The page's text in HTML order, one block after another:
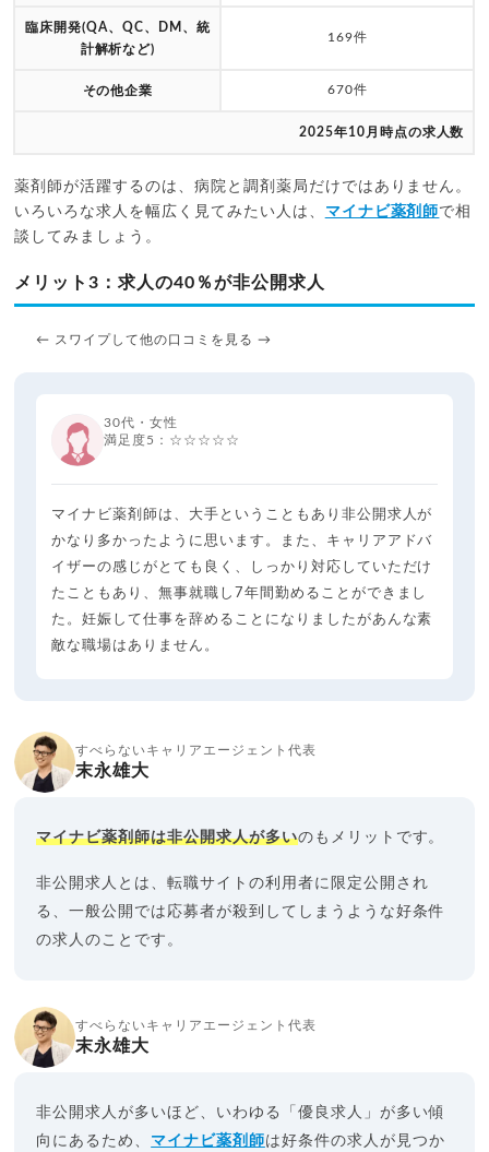
臨床開発(QA、QC、DM、統
計解析など)
169件
その他企業 670件
2025年10月時点の求人数
薬剤師が活躍するのは、病院と調剤薬局だけではありません。
いろいろな求人を幅広く見てみたい人は、 マイナビ薬剤師で相
談してみましょう。
メリット3：求人の40％が非公開求人
← スワイプして他の口コミを見る →
30代・女性
満足度5：☆☆☆☆☆
マイナビ薬剤師は、大手ということもあり非公開求人が
かなり多かったように思います。また、キャリアアドバ
イザーの感じがとても良く、しっかり対応していただけ
たこともあり、無事就職し7年間勤めることができまし
た。妊娠して仕事を辞めることになりましたがあんな素
敵な職場はありません。
すべらないキャリアエージェント代表
末永雄大
マイナビ薬剤師は非公開求人が多いのもメリットです。
非公開求人とは、転職サイトの利用者に限定公開され
る、一般公開では応募者が殺到してしまうような好条件
の求人のことです。
すべらないキャリアエージェント代表
末永雄大
非公開求人が多いほど、いわゆる「優良求人」が多い傾
向にあるため、 マイナビ薬剤師は好条件の求人が見つか